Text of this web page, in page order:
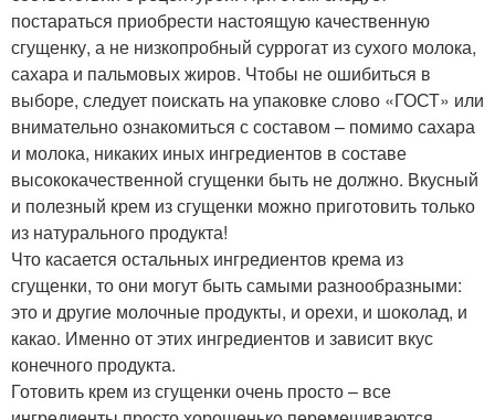
постараться приобрести настоящую качественную
сгущенку, а не низкопробный суррогат из сухого молока,
сахара и пальмовых жиров. Чтобы не ошибиться в
выборе, следует поискать на упаковке слово «ГОСТ» или
внимательно ознакомиться с составом – помимо сахара
и молока, никаких иных ингредиентов в составе
высококачественной сгущенки быть не должно. Вкусный
и полезный крем из сгущенки можно приготовить только
из натурального продукта!
Что касается остальных ингредиентов крема из
сгущенки, то они могут быть самыми разнообразными:
это и другие молочные продукты, и орехи, и шоколад, и
какао. Именно от этих ингредиентов и зависит вкус
конечного продукта.
Готовить крем из сгущенки очень просто – все